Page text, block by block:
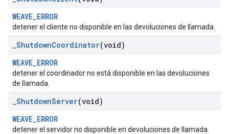
WEAVE_ERROR
detener el cliente no disponible en las devoluciones de llamada.
_ShutdownCoordinator(void)
WEAVE_ERROR
detener el coordinador no está disponible en las devoluciones
de llamada.
_ShutdownServer(void)
WEAVE_ERROR
detener el servidor no disponible en devoluciones de llamada.